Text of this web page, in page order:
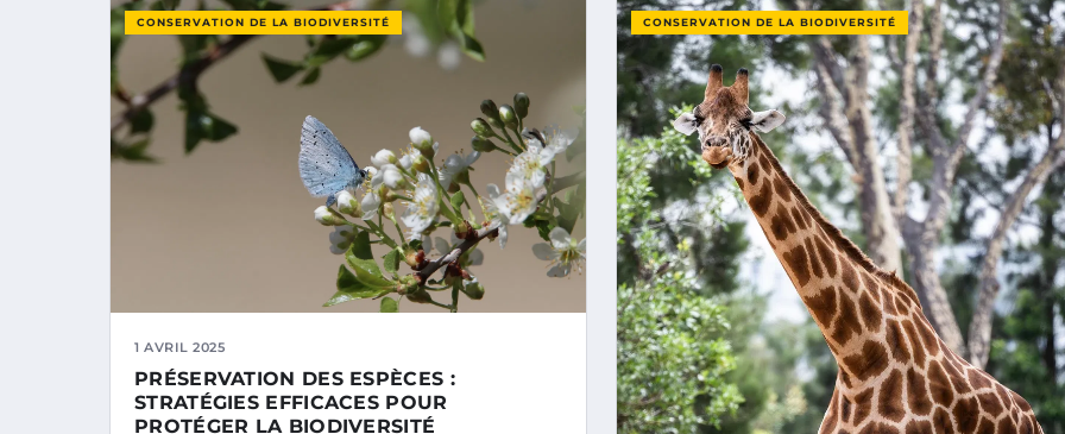
CONSERVATION DE LA BIODIVERSITÉ
1 AVRIL 2025
PRÉSERVATION DES ESPÈCES :
STRATÉGIES EFFICACES POUR
PROTÉGER LA BIODIVERSITÉ
CONSERVATION DE LA BIODIVERSITÉ